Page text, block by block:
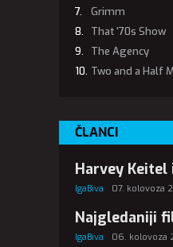
Grimm
That '70s Show
The Agency
Two and a Half
ČLANCI
Harvey Keitel
IgaBiva 07. kolovoza
Najgledaniji
IgaBiva 06. kolovoza